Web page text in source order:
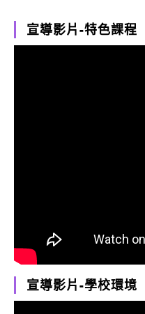
宣導影片-特色課程
宣導影片-學校環境